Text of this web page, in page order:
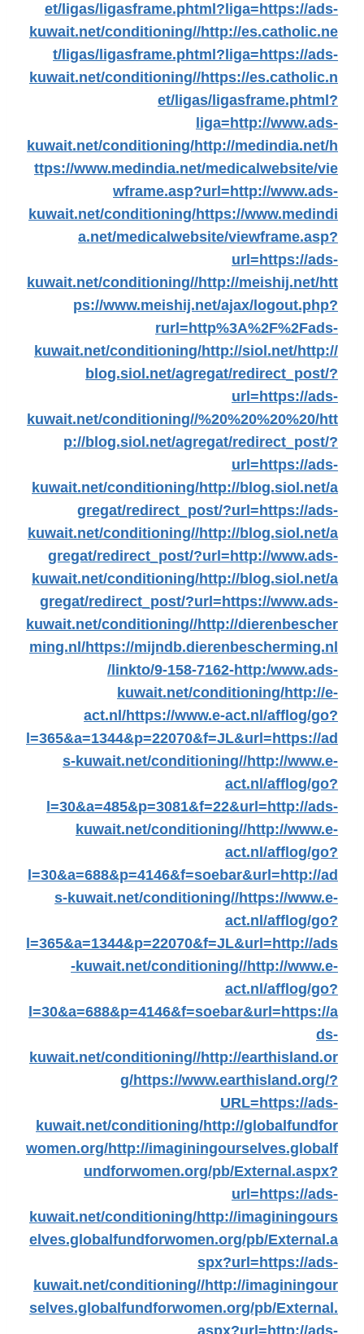
et/ligas/ligasframe.phtml?liga=https://ads-
kuwait.net/conditioning//http://es.catholic.ne
t/ligas/ligasframe.phtml?liga=https://ads-
kuwait.net/conditioning//https://es.catholic.n
et/ligas/ligasframe.phtml?
liga=http://www.ads-
kuwait.net/conditioning/http://medindia.net/h
ttps://www.medindia.net/medicalwebsite/vie
wframe.asp?url=http://www.ads-
kuwait.net/conditioning/https://www.medindi
a.net/medicalwebsite/viewframe.asp?
url=https://ads-
kuwait.net/conditioning//http://meishij.net/htt
ps://www.meishij.net/ajax/logout.php?
rurl=http%3A%2F%2Fads-
kuwait.net/conditioning/http://siol.net/http://
blog.siol.net/agregat/redirect_post/?
url=https://ads-
kuwait.net/conditioning//%20%20%20%20/htt
p://blog.siol.net/agregat/redirect_post/?
url=https://ads-
kuwait.net/conditioning/http://blog.siol.net/a
gregat/redirect_post/?url=https://ads-
kuwait.net/conditioning//http://blog.siol.net/a
gregat/redirect_post/?url=http://www.ads-
kuwait.net/conditioning/http://blog.siol.net/a
gregat/redirect_post/?url=https://www.ads-
kuwait.net/conditioning//http://dierenbescher
ming.nl/https://mijndb.dierenbescherming.nl
/linkto/9-158-7162-http:/www.ads-
kuwait.net/conditioning/http://e-
act.nl/https://www.e-act.nl/afflog/go?
l=365&a=1344&p=22070&f=JL&url=https://ad
s-kuwait.net/conditioning//http://www.e-
act.nl/afflog/go?
l=30&a=485&p=3081&f=22&url=http://ads-
kuwait.net/conditioning//http://www.e-
act.nl/afflog/go?
l=30&a=688&p=4146&f=soebar&url=http://ad
s-kuwait.net/conditioning//https://www.e-
act.nl/afflog/go?
l=365&a=1344&p=22070&f=JL&url=http://ads
-kuwait.net/conditioning//http://www.e-
act.nl/afflog/go?
l=30&a=688&p=4146&f=soebar&url=https://a
ds-
kuwait.net/conditioning//http://earthisland.or
g/https://www.earthisland.org/?
URL=https://ads-
kuwait.net/conditioning/http://globalfundfor
women.org/http://imaginingourselves.globalf
undforwomen.org/pb/External.aspx?
url=https://ads-
kuwait.net/conditioning/http://imaginingours
elves.globalfundforwomen.org/pb/External.a
spx?url=https://ads-
kuwait.net/conditioning//http://imaginingour
selves.globalfundforwomen.org/pb/External.